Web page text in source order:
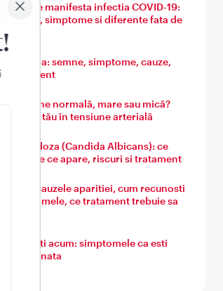
Cum se manifesta infectia COVID-19:
semne, simptome si diferente fata de
Varicela: semne, simptome, cauze,
tratament
Tensiune normală, mare sau mică?
Ghidul tău în tensiune arterială
Candidoza (Candida Albicans): ce
este, de ce apare, riscuri si tratament
Guta: cauzele aparitiei, cum recunosti
simptomele, ce tratament trebuie sa
Ce simti acum: simptomele ca esti
insarcinata